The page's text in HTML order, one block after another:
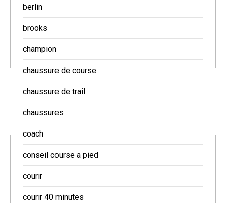
berlin
brooks
champion
chaussure de course
chaussure de trail
chaussures
coach
conseil course a pied
courir
courir 40 minutes